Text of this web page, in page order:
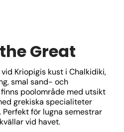
Great
Kriopigis kust i Chalkidiki,
smal sand- och
poolområde med utsikt
grekiska specialiteter
för lugna semestrar
vid havet.